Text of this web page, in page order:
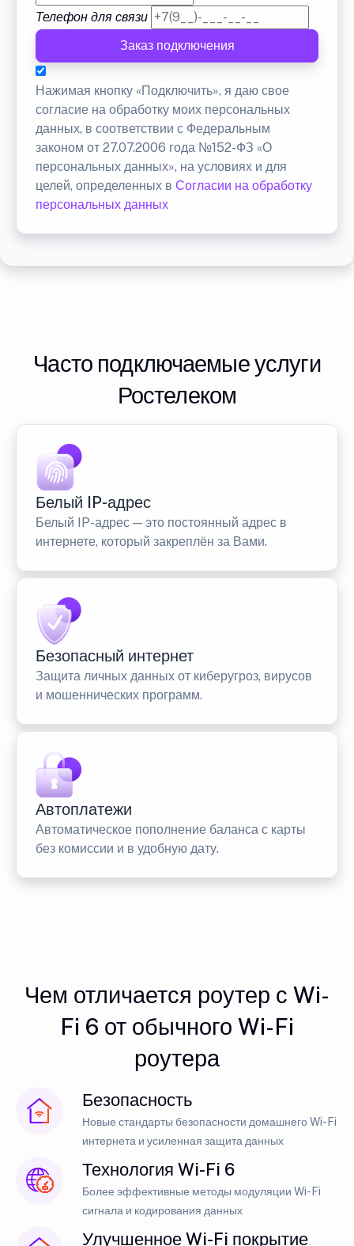
Телефон для связи
Заказ подключения
Нажимая кнопку «Подключить», я даю свое
согласие на обработку моих персональных
данных, в соответствии с Федеральным
законом от 27.07.2006 года №152-ФЗ «О
персональных данных», на условиях и для
целей, определенных в Согласии на обработку
персональных данных
Часто подключаемые услуги
Ростелеком
Белый IP-адрес
Белый IP-адрес — это постоянный адрес в
интернете, который закреплён за Вами.
Безопасный интернет
Защита личных данных от киберугроз, вирусов
и мошеннических программ.
Автоплатежи
Автоматическое пополнение баланса с карты
без комиссии и в удобную дату.
Чем отличается роутер с Wi-
Fi 6 от обычного Wi-Fi
роутера
Безопасность
Новые стандарты безопасности домашнего Wi-Fi
интернета и усиленная защита данных
Технология Wi-Fi 6
Более эффективные методы модуляции Wi-Fi
сигнала и кодирования данных
Улучшенное Wi-Fi покрытие